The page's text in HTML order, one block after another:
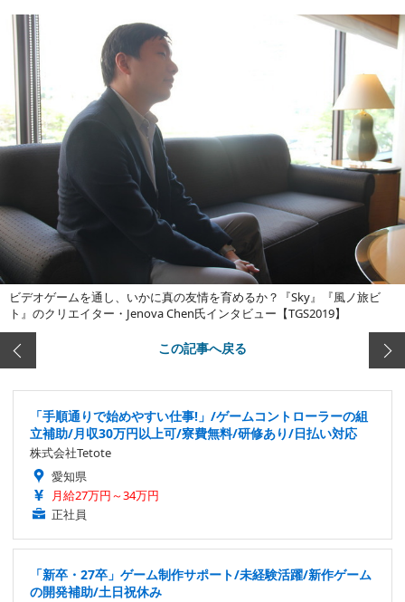
ビデオゲームを通し、いかに真の友情を育めるか？『Sky』『風ノ旅ビ
ト』のクリエイター・Jenova Chen氏インタビュー【TGS2019】
この記事へ戻る
「手順通りで始めやすい仕事!」/ゲームコントローラーの組
立補助/月収30万円以上可/寮費無料/研修あり/日払い対応
株式会社Tetote
愛知県
月給27万円～34万円
正社員
「新卒・27卒」ゲーム制作サポート/未経験活躍/新作ゲーム
の開発補助/土日祝休み